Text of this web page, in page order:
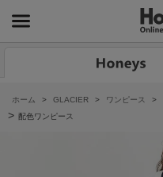
ホーム > GLACIER > ワンピース >
> 配色ワンピース